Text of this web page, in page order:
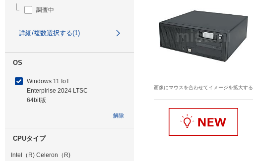
調査中
詳細/複数選択する(1)
OS
Windows 11 IoT
Enterpirise 2024 LTSC
64bit版
解除
CPUタイプ
Intel（R) Celeron（R)
画像にマウスを合わせてイメージを拡大する